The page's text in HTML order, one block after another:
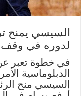
السيسي يمنح
لدوره في
في خطوة تعبر
الدبلوماسية
السيسي منح